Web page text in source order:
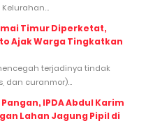
Timur Diperketat,
Ajak Warga Tingkatkan
terjadinya tindak
dan curanmor)...
IPDA Abdul Karim
Lahan Jagung Pipil di